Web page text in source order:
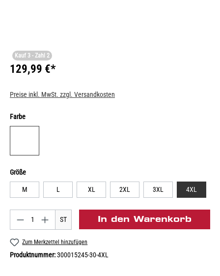
Kauf 3 - Zahl 2
129,99 €*
Preise inkl. MwSt. zzgl. Versandkosten
Farbe
Größe
M L XL 2XL 3XL 4XL
ST In den Warenkorb
Zum Merkzettel hinzufügen
Produktnummer:300015245-30-4XL